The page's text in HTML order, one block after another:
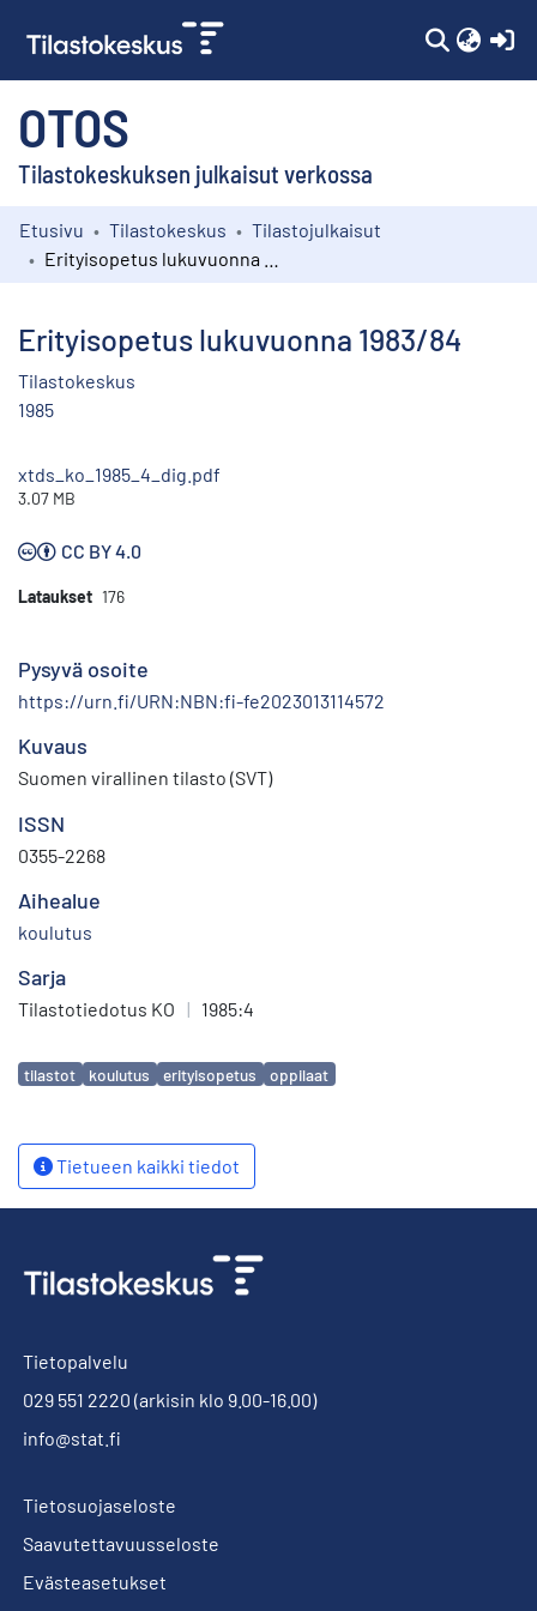
OTOS
Tilastokeskuksen julkaisut verkossa
Kokoelmat
Etusivu Tilastokeskus
Tilastojulkaisut
Erityisopetus lukuvuonna 1983/84
Tilastokeskus
1985
xtds_ko_1985_4_dig.pdf
3.07 MB
CC BY 4.0
Lataukset 176
Pysyvä osoite
https://urn.fi/URN:NBN:fi-fe2023013114572
Kuvaus
Suomen virallinen tilasto (SVT)
ISSN
0355-2268
Aihealue
koulutus
Sarja
Tilastotiedotus KO | 1985:4
Avainsanat
tilastot koulutus erityisopetus oppilaat
Tietueen kaikki tiedot
Tietopalvelu
029 551 2220 (arkisin klo 9.00-16.00)
info@stat.fi
Tietosuojaseloste
Saavutettavuusseloste
Evästeasetukset